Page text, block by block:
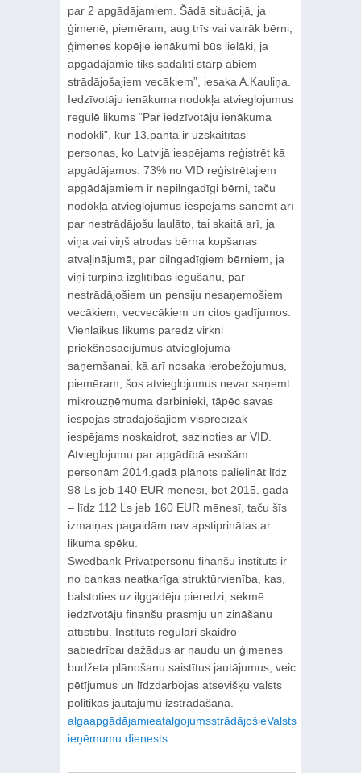
par 2 apgādājamiem. Šādā situācijā, ja
ģimenē, piemēram, aug trīs vai vairāk bērni,
ģimenes kopējie ienākumi būs lielāki, ja
apgādājamie tiks sadalīti starp abiem
strādājošajiem vecākiem”, iesaka A.Kauliņa.
Iedzīvotāju ienākuma nodokļa atvieglojumus
regulē likums “Par iedzīvotāju ienākuma
nodokli”, kur 13.pantā ir uzskaitītas
personas, ko Latvijā iespējams reģistrēt kā
apgādājamos. 73% no VID reģistrētajiem
apgādājamiem ir nepilngadīgi bērni, taču
nodokļa atvieglojumus iespējams saņemt arī
par nestrādājošu laulāto, tai skaitā arī, ja
viņa vai viņš atrodas bērna kopšanas
atvaļinājumā, par pilngadīgiem bērniem, ja
viņi turpina izglītības iegūšanu, par
nestrādājošiem un pensiju nesaņemošiem
vecākiem, vecvecākiem un citos gadījumos.
Vienlaikus likums paredz virkni
priekšnosacījumus atvieglojuma
saņemšanai, kā arī nosaka ierobežojumus,
piemēram, šos atvieglojumus nevar saņemt
mikrouzņēmuma darbinieki, tāpēc savas
iespējas strādājošajiem visprecīzāk
iespējams noskaidrot, sazinoties ar VID.
Atvieglojumu par apgādībā esošām
personām 2014.gadā plānots palielināt līdz
98 Ls jeb 140 EUR mēnesī, bet 2015. gadā
– līdz 112 Ls jeb 160 EUR mēnesī, taču šīs
izmaiņas pagaidām nav apstiprinātas ar
likuma spēku.
Swedbank Privātpersonu finanšu institūts ir
no bankas neatkarīga struktūrvienība, kas,
balstoties uz ilggadēju pieredzi, sekmē
iedzīvotāju finanšu prasmju un zināšanu
attīstību. Institūts regulāri skaidro
sabiedrībai dažādus ar naudu un ģimenes
budžeta plānošanu saistītus jautājumus, veic
pētījumus un līdzdarbojas atsevišķu valsts
politikas jautājumu izstrādāšanā.
algaapgādājamieatalgojumsstrādājošieValsts
ieņēmumu dienests